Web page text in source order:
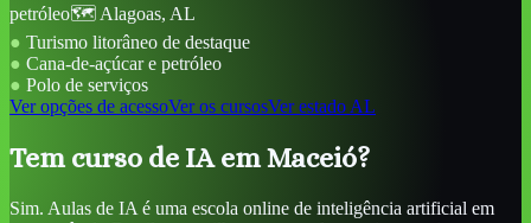
petróleo🗺️ Alagoas, AL
● Turismo litorâneo de destaque
● Cana-de-açúcar e petróleo
● Polo de serviços
Ver opções de acessoVer os cursosVer estado AL
Tem curso de IA em Maceió?
Sim. Aulas de IA é uma escola online de inteligência artificial em